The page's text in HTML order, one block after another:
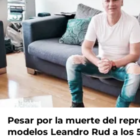
Pesar por la muerte del
modelos Leandro Rud a los